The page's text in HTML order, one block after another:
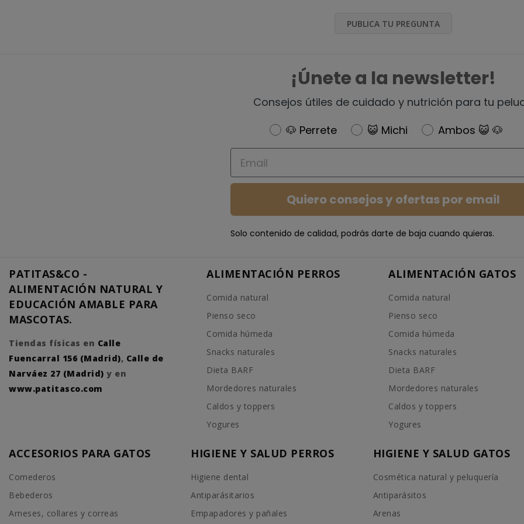
PUBLICA TU PREGUNTA
¡Únete a la newsletter!
Consejos útiles de cuidado y nutrición para tu
Newsletter
🐶 Perrete 😺 Michi
Ambos 😺 🐶
Email
Quiero consejos y ofertas por email
Solo contenido de calidad, podrás darte de baja cuando quieras.
PATITAS&CO -
ALIMENTACIÓN NATURAL Y
EDUCACIÓN AMABLE PARA
MASCOTAS.
Tiendas físicas en Calle
Fuencarral 156 (Madrid), Calle de
Narváez 27 (Madrid) y en
www.patitasco.com
ALIMENTACIÓN PERROS
Comida natural
Pienso seco
Comida húmeda
Snacks naturales
Dieta BARF
Mordedores naturales
Caldos y toppers
Yogures
ALIMENTACIÓN GATOS
Comida natural
Pienso seco
Comida húmeda
Snacks naturales
Dieta BARF
Mordedores naturales
Caldos y toppers
Yogures
ACCESORIOS PARA GATOS
Comederos
Bebederos
Arneses, collares y correas
HIGIENE Y SALUD PERROS
Higiene dental
Antiparásitarios
Empapadores y pañales
HIGIENE Y SALUD GATOS
Cosmética natural y peluquería
Antiparásitos
Arenas